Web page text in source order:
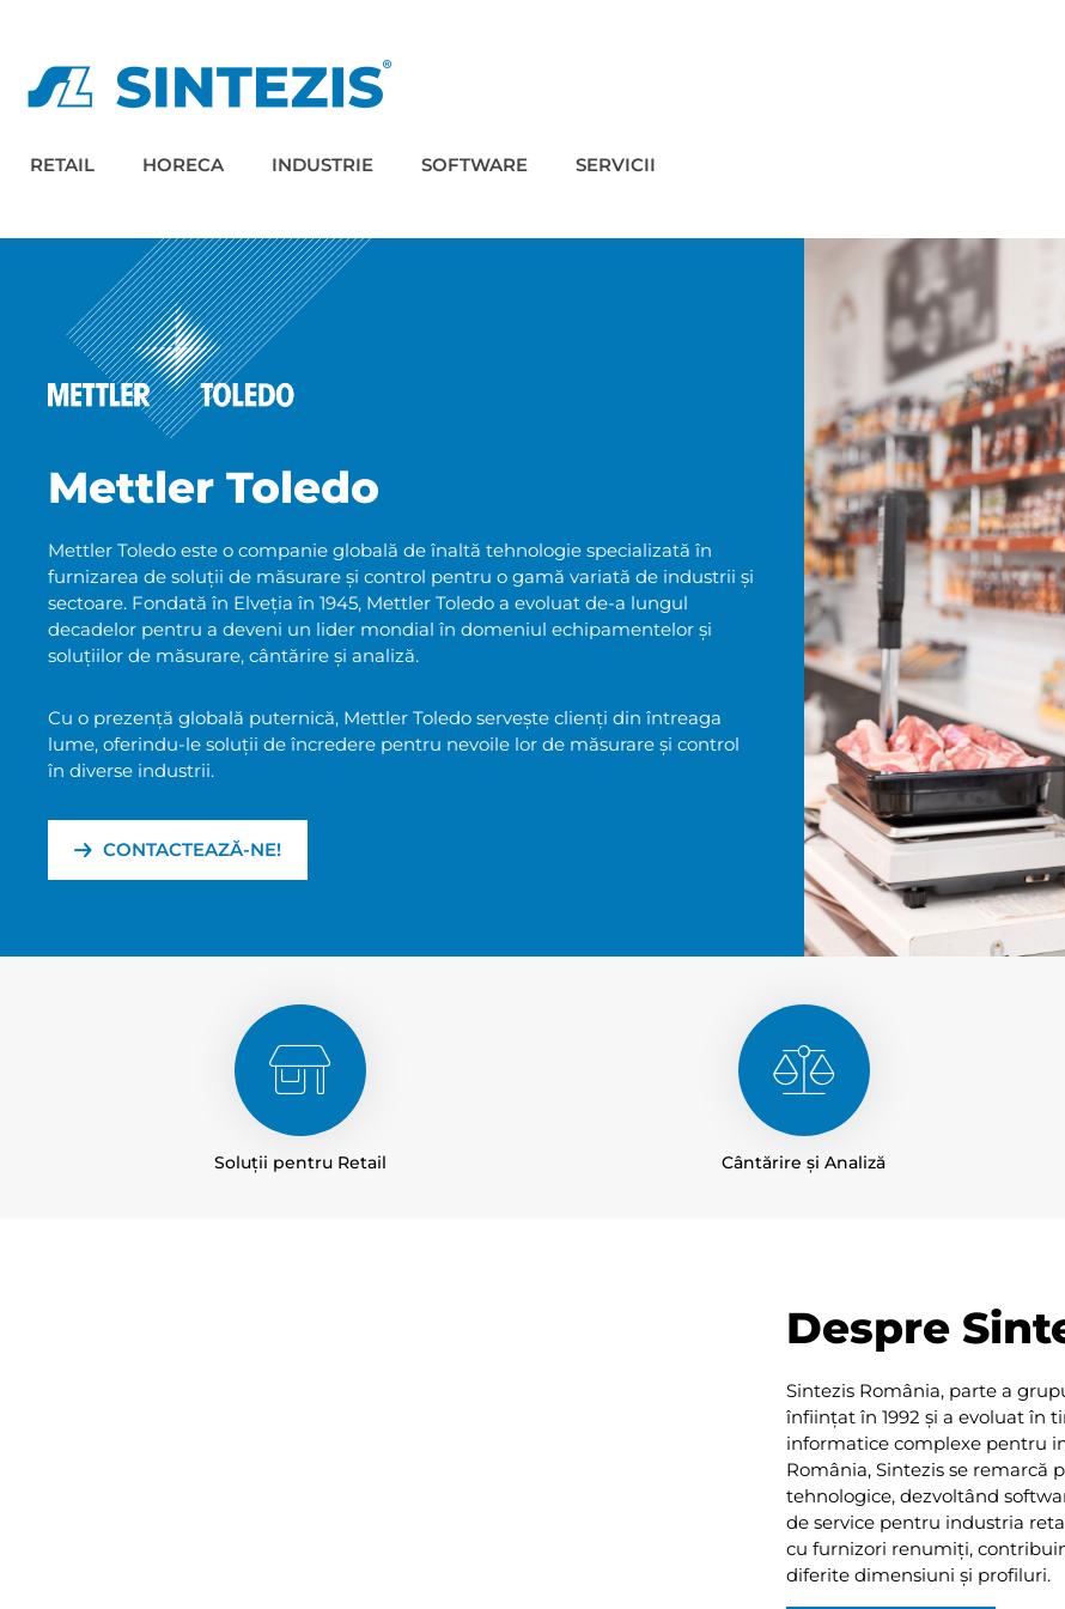
RETAIL HORECA INDUSTRIE SOFTWARE SERVICII
Mettler Toledo
Mettler Toledo este o companie globală de înaltă tehnologie specializată în
furnizarea de soluții de măsurare și control pentru o gamă variată de industrii și
sectoare. Fondată în Elveția în 1945, Mettler Toledo a evoluat de-a lungul
decadelor pentru a deveni un lider mondial în domeniul echipamentelor și
soluțiilor de măsurare, cântărire și analiză.
Cu o prezență globală puternică, Mettler Toledo servește clienți din întreaga
lume, oferindu-le soluții de încredere pentru nevoile lor de măsurare și control
în diverse industrii.
CONTACTEAZĂ-NE!
Soluții pentru Retail Cântărire și Analiză
Despre
Sintezis România, parte a
înființat în 1992 și a evoluat în
informatice complexe pentru
România, Sintezis se remarcă
tehnologice, dezvoltând
de service pentru industria
cu furnizori renumiți,
diferite dimensiuni și profiluri.